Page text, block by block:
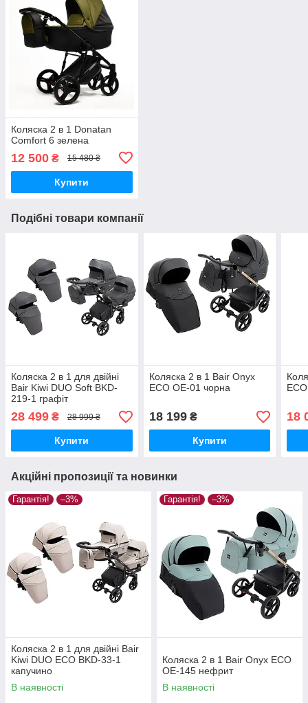
Коляска 2 в 1 Donatan
Comfort 6 зелена
12 500 ₴ 15 480 ₴
Купити
Подібні товари компанії
Коляска 2 в 1 для двійні
Bair Kiwi DUO Soft BKD-
219-1 графіт
28 499 ₴ 28 999 ₴
Купити
Коляска 2 в 1 Bair Onyx
ECO OE-01 чорна
18 199₴
Купити
18
Акційні пропозиції та новинки
Гарантія! –3%
Коляска 2 в 1 для двійні Bair
Kiwi DUO ECO BKD-33-1
капучино
В наявності
Гарантія! –3%
Коляска 2 в 1 Bair Onyx ECO
OE-145 нефрит
В наявності